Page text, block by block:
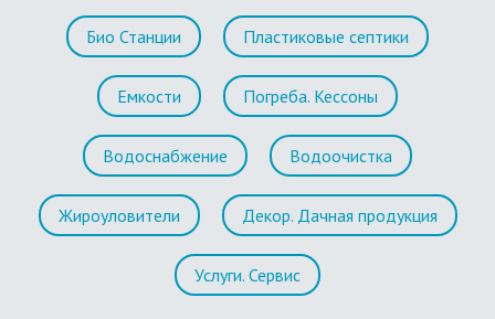
Био Станции Пластиковые септики
Емкости Погреба. Кессоны
Водоснабжение Водоочистка
Жироуловители Декор. Дачная продукция
Услуги. Сервис